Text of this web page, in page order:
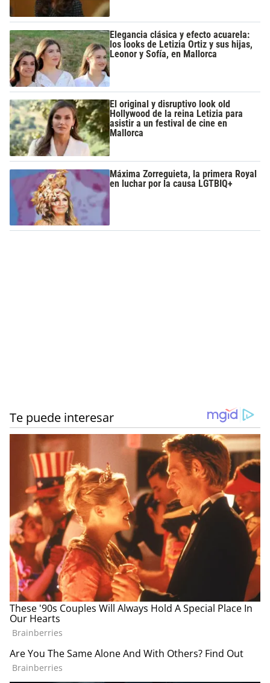
Elegancia clásica y efecto acuarela:
los looks de Letizia Ortiz y sus hijas,
Leonor y Sofía, en Mallorca
El original y disruptivo look old
Hollywood de la reina Letizia para
asistir a un festival de cine en
Mallorca
Máxima Zorreguieta, la primera Royal
en luchar por la causa LGTBIQ+